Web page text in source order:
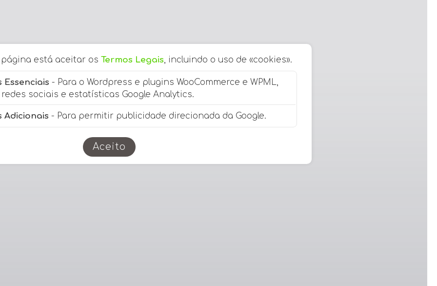
está aceitar os Termos Legais, incluindo o uso de «cookies».
Essenciais - Para o Wordpress e plugins WooCommerce e WPML,
sociais e estatísticas Google Analytics.
Adicionais - Para permitir publicidade direcionada da Google.
Aceito